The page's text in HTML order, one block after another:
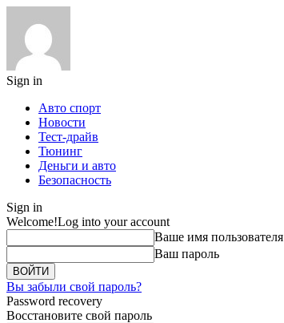
Sign in
Авто спорт
Новости
Тест-драйв
Тюнинг
Деньги и авто
Безопасность
Sign in
Welcome!Log into your account
Ваше имя пользователя
Ваш пароль
Вы забыли свой пароль?
Password recovery
Восстановите свой пароль